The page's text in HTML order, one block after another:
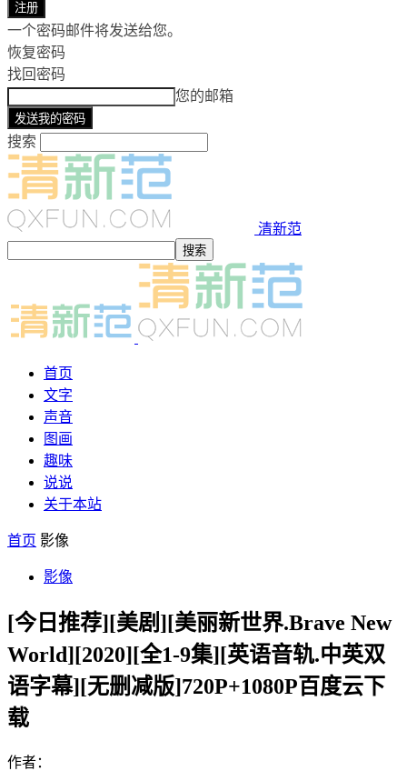
一个密码邮件将发送给您。
恢复密码
找回密码
您的邮箱
搜索
清新范
首页
文字
声音
图画
趣味
说说
关于本站
首页 影像
影像
[今日推荐][美剧][美丽新世界.Brave New
World][2020][全1-9集][英语音轨.中英双
语字幕][无删减版]720P+1080P百度云下
载
作者：